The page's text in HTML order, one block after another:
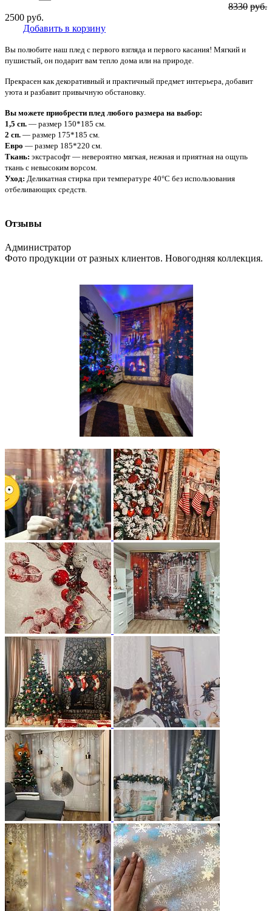
8330 руб.
2500 руб.
Добавить в корзину
Вы полюбите наш плед с первого взгляда и первого касания! Мягкий и
пушистый, он подарит вам тепло дома или на природе.
Прекрасен как декоративный и практичный предмет интерьера, добавит
уюта и разбавит привычную обстановку.
Вы можете приобрести плед любого размера на выбор:
1,5 сп. — размер 150*185 см.
2 сп. — размер 175*185 см.
Евро — размер 185*220 см.
Ткань: экстрасофт — невероятно мягкая, нежная и приятная на ощупь
ткань с невысоким ворсом.
Уход: Деликатная стирка при температуре 40°С без использования
отбеливающих средств.
Отзывы
Администратор
Фото продукции от разных клиентов. Новогодняя коллекция.